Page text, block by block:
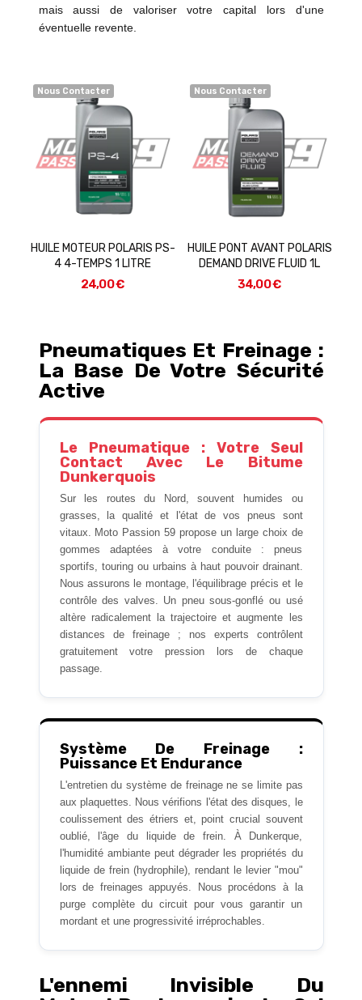
mais aussi de valoriser votre capital lors d'une
éventuelle revente.
PS-
Nous Contacter
HUILE PONT AVANT POLARIS
DEMAND DRIVE FLUID 1L
34,00 €
Nous Contacter
HUILE DE PONT POLARIS
ANGLE DRIVE FLUID 1L
30,00 €
Pneumatiques Et Freinage :
La Base De Votre Sécurité
Active
Le Pneumatique : Votre Seul
Contact Avec Le Bitume
Dunkerquois
Sur les routes du Nord, souvent humides ou
grasses, la qualité et l'état de vos pneus sont
vitaux. Moto Passion 59 propose un large choix de
gommes adaptées à votre conduite : pneus
sportifs, touring ou urbains à haut pouvoir drainant.
Nous assurons le montage, l'équilibrage précis et le
contrôle des valves. Un pneu sous-gonflé ou usé
altère radicalement la trajectoire et augmente les
distances de freinage ; nos experts contrôlent
gratuitement votre pression lors de chaque
passage.
Système De Freinage :
Puissance Et Endurance
L'entretien du système de freinage ne se limite pas
aux plaquettes. Nous vérifions l'état des disques, le
coulissement des étriers et, point crucial souvent
oublié, l'âge du liquide de frein. À Dunkerque,
l'humidité ambiante peut dégrader les propriétés du
liquide de frein (hydrophile), rendant le levier "mou"
lors de freinages appuyés. Nous procédons à la
purge complète du circuit pour vous garantir un
mordant et une progressivité irréprochables.
L'ennemi Invisible Du